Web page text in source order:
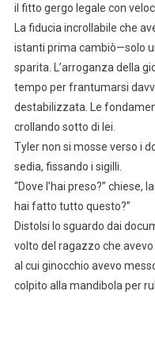
il fitto gergo legale con
La fiducia incrollabile che
istanti prima cambiò—solo
sparita. L’arroganza della
tempo per frantumarsi
destabilizzata. Le
crollando sotto di lei.
Tyler non si mosse verso i
sedia, fissando i sigilli.
“Dove l’hai preso?” chiese,
hai fatto tutto questo?”
Distolsi lo sguardo dai
volto del ragazzo che
al cui ginocchio avevo
colpito alla mandibola per